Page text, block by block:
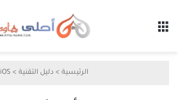
الرئيسية > دليل التقنية >
iOS